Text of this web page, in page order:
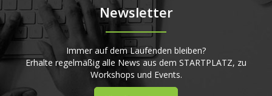
Newsletter
Immer auf dem Laufenden bleiben?
Erhalte regelmäßig alle News aus dem STARTPLATZ, zu
Workshops und Events.